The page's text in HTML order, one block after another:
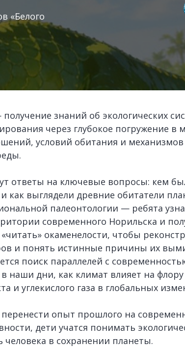
«Белого
знаний об экологических
через глубокое погружение в
условий обитания и
ответы на ключевые вопросы: кем
как выглядели древние обитатели
палеонтологии — ребята
современного Норильска и
окаменелости, чтобы
и понять истинные причины их
поиск параллелей с
дни, как климат влияет на флору
и углекислого газа в глобальных
опыт прошлого на
дети учатся понимать
человека в сохранении планеты.